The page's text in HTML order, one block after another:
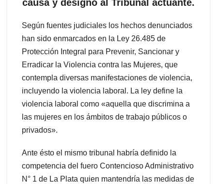
causa y designó al Tribunal actuante.
Según fuentes judiciales los hechos denunciados
han sido enmarcados en la Ley 26.485 de
Protección Integral para Prevenir, Sancionar y
Erradicar la Violencia contra las Mujeres, que
contempla diversas manifestaciones de violencia,
incluyendo la violencia laboral. La ley define la
violencia laboral como «aquella que discrimina a
las mujeres en los ámbitos de trabajo públicos o
privados».
Ante ésto el mismo tribunal habría definido la
competencia del fuero Contencioso Administrativo
N° 1 de La Plata quien mantendría las medidas de